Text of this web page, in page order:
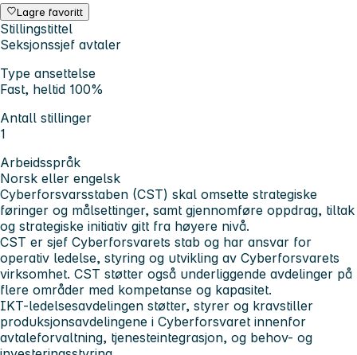
Lagre favoritt
Stillingstittel
Seksjonssjef avtaler
Type ansettelse
Fast, heltid 100%
Antall stillinger
1
Arbeidsspråk
Norsk eller engelsk
Cyberforsvarsstaben (CST) skal omsette strategiske
føringer og målsettinger, samt gjennomføre oppdrag, tiltak
og strategiske initiativ gitt fra høyere nivå.
CST er sjef Cyberforsvarets stab og har ansvar for
operativ ledelse, styring og utvikling av Cyberforsvarets
virksomhet. CST støtter også underliggende avdelinger på
flere områder med kompetanse og kapasitet.
IKT-ledelsesavdelingen støtter, styrer og kravstiller
produksjonsavdelingene i Cyberforsvaret innenfor
avtaleforvaltning, tjenesteintegrasjon, og behov- og